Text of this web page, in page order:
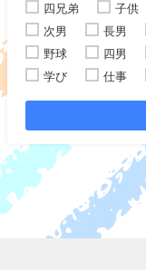
四兄弟 子供
次男
長男
野球
四男
学び
仕事